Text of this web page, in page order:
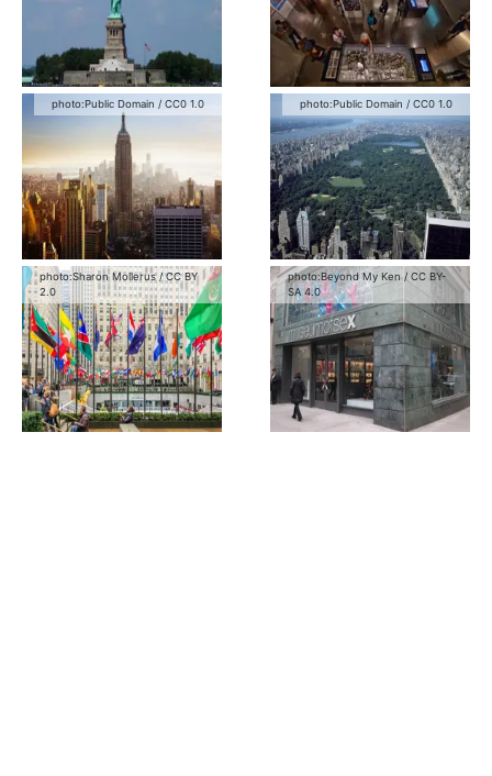
photo:Public Domain / CC0 1.0 photo:Public Domain / CC0 1.0
photo:Sharon Mollerus /CC BY
2.0
photo:Beyond My Ken / CC BY-
SA 4.0